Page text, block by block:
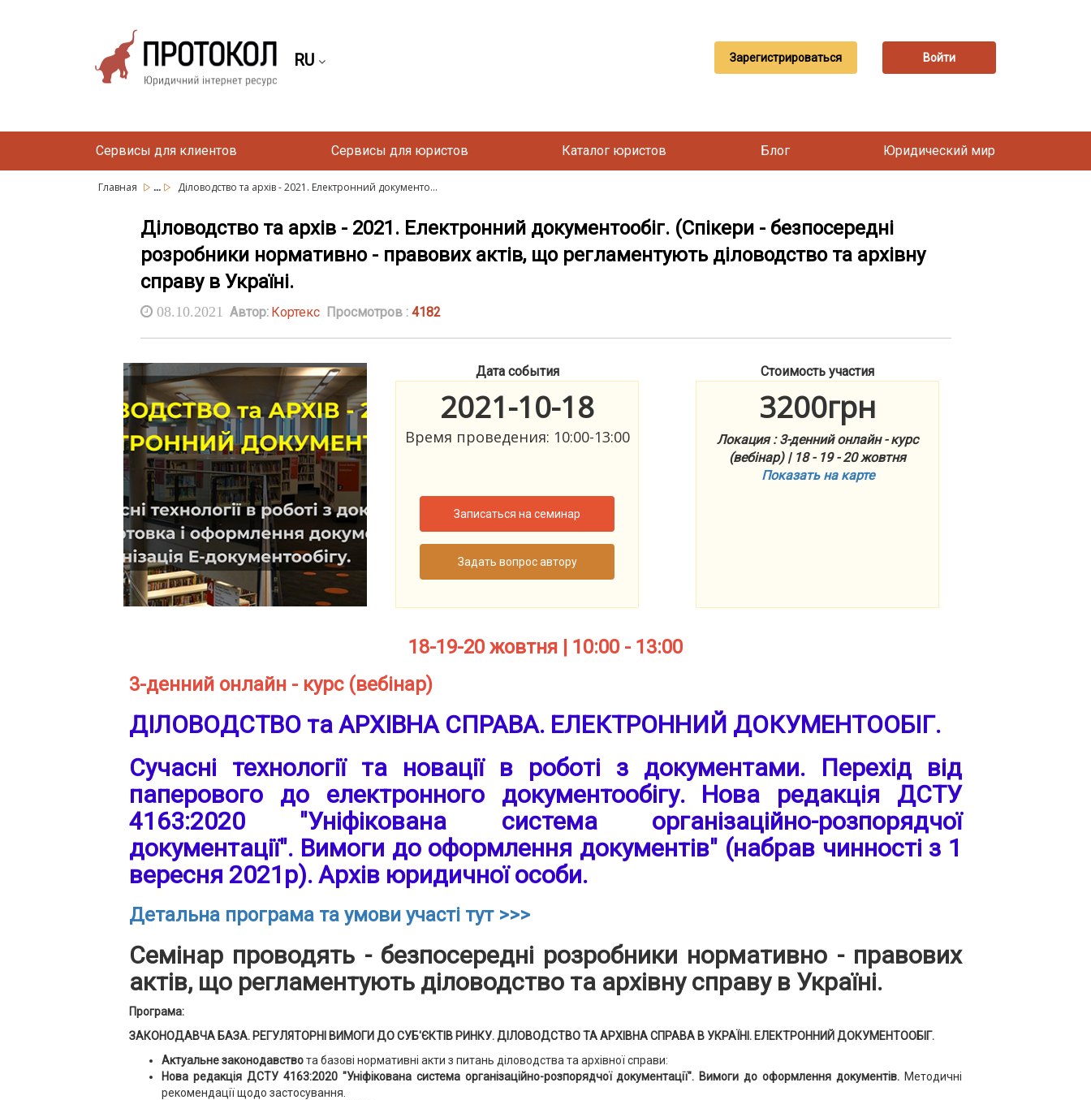
RU Зарегистрироваться Войти
Сервисы для клиентов Сервисы для юристов Каталог юристов Блог Юридический мир
Главная ... Діловодство та архів - 2021. Електронний документо...
Діловодство та архів - 2021. Електронний документообіг. (Спікери - безпосередні
розробники нормативно - правових актів, що регламентують діловодство та архівну
справу в Україні.
08.10.2021 Автор: Кортекс Просмотров : 4182
Дата события
2021-10-18
Время проведения: 10:00-13:00
Записаться на семинар
Задать вопрос автору
Стоимость участия
3200грн
Локация : 3-денний онлайн - курс
(вебінар) | 18 - 19 - 20 жовтня
Показать на карте
18-19-20 жовтня | 10:00 - 13:00
3-денний онлайн - курс (вебінар)
ДІЛОВОДСТВО та АРХІВНА СПРАВА. ЕЛЕКТРОННИЙ ДОКУМЕНТООБІГ.
Сучасні технології та новації в роботі з документами. Перехід від
паперового до електронного документообігу. Нова редакція ДСТУ
4163:2020 "Уніфікована система організаційно-розпорядчої
документації". Вимоги до оформлення документів" (набрав чинності з 1
вересня 2021р). Архів юридичної особи.
Детальна програма та умови участі тут >>>
Семінар проводять - безпосередні розробники нормативно - правових
актів, що регламентують діловодство та архівну справу в Україні.
Програма:
ЗАКОНОДАВЧА БАЗА. РЕГУЛЯТОРНІ ВИМОГИ ДО СУБ'ЄКТІВ РИНКУ. ДІЛОВОДСТВО ТА АРХІВНА СПРАВА В УКРАЇНІ. ЕЛЕКТРОННИЙ ДОКУМЕНТООБІГ.
Актуальне законодавствота базові нормативні акти з питань діловодства та архівної справи:
Нова редакція ДСТУ 4163:2020 "Уніфікована система організаційно-розпорядчої документації". Вимоги до оформлення документів. Методичні
рекомендації щодо застосування.